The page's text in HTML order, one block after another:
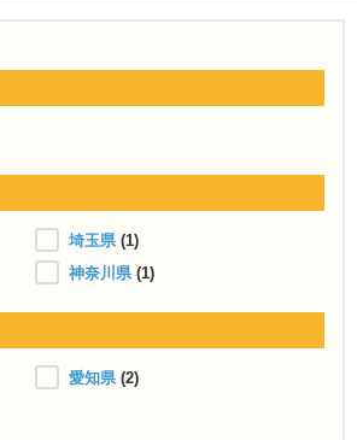
埼玉県 (1)
神奈川県 (1)
愛知県 (2)